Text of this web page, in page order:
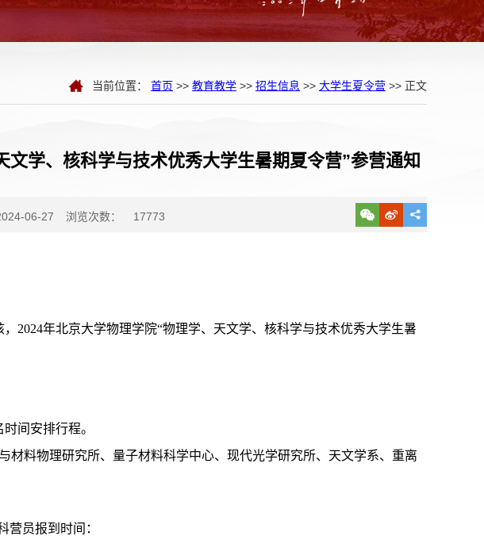
当前位置： 首页 >> 教育教学 >> 招生信息 >> 大学生夏令营 >> 正文
学、核科学与技术优秀大学生暑期夏令营”参营通知
06-27 浏览次数： 17773
2024年北京大学物理学院“物理学、天文学、核科学与技术优秀大学生暑
间安排行程。
材料物理研究所、量子材料科学中心、现代光学研究所、天文学系、重离
营员报到时间：